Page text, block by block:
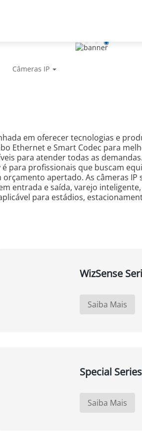
Câmeras IP
em oferecer tecnologias e
Ethernet e Smart Codec para
para atender todas as
para profissionais que buscam
apertado. As câmeras
entrada e saída, varejo
para estádios,
WizSense
Saiba Mais
Special Series
Saiba Mais